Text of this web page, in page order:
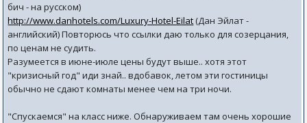
бич - на русском)
http://www.danhotels.com/Luxury-Hotel-Eilat (Дан Эйлат -
английский) Повторюсь что ссылки даю только для созерцания,
по ценам не судить.
Разумеется в июне-июле цены будут выше.. хотя этот
"кризисный год" иди знай.. вдобавок, летом эти гостиницы
обычно не сдают комнаты менее чем на три ночи.
"Спускаемся" на класс ниже. Обнаруживаем там очень хорошие